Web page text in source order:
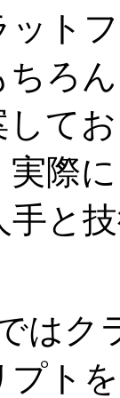
ット
ろ
て
実際
と
はク
ト